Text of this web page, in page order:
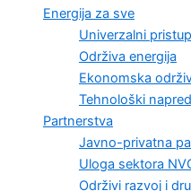
Energija za sve
Univerzalni
Održiva energija
Ekonomska
Tehnološki
Partnerstva
Javno-privatna
Uloga sektora
Održivi razvoj i